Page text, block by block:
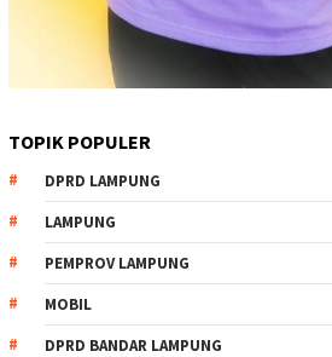
TOPIK POPULER
DPRD LAMPUNG
LAMPUNG
PEMPROV LAMPUNG
MOBIL
DPRD BANDAR LAMPUNG